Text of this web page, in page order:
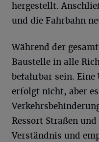
hergestellt.
und die Fahrbahn
Während der
Baustelle in alle
befahrbar sein.
erfolgt nicht, aber
Ressort Straßen
Verständnis und